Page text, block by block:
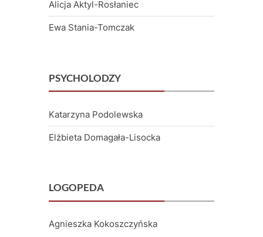
Alicja Aktyl-Rosłaniec
Ewa Stania-Tomczak
PSYCHOLODZY
Katarzyna Podolewska
Elżbieta Domagała-Lisocka
LOGOPEDA
Agnieszka Kokoszczyńska